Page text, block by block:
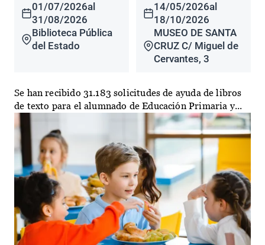
01/07/2026al
31/08/2026
Biblioteca Pública
del Estado
14/05/2026al
18/10/2026
MUSEO DE SANTA
CRUZ C/ Miguel de
Cervantes, 3
Se han recibido 31.183 solicitudes de ayuda de libros
de texto para el alumnado de Educación Primaria y...